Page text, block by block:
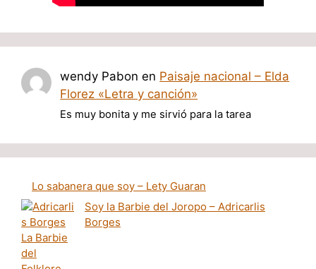
wendy Pabon en Paisaje nacional – Elda
Florez «Letra y canción»
Es muy bonita y me sirvió para la tarea
Lo sabanera que soy – Lety Guaran
Soy la Barbie del Joropo – Adricarlis
Borges